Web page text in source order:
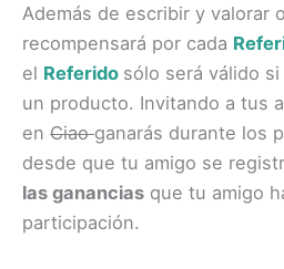
Además de escribir y valorar
recompensará por cada
el Referido sólo será válido
un producto. Invitando a tus
en Ciaoganarás durante los
desde que tu amigo se
las ganancias que tu amigo
participación.